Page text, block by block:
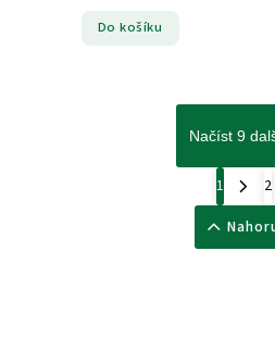
Do košíku
Načíst 9
1
2